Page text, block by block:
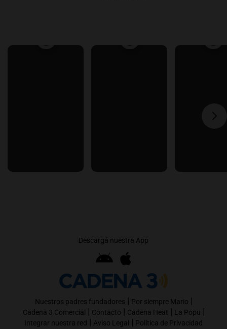
Descargá nuestra App
Nuestros padres fundadores | Por siempre Mario |
Cadena 3 Comercial | Contacto | Cadena Heat | La Popu |
Integrar nuestra red | Aviso Legal | Política de Privacidad